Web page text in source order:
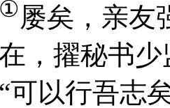
①屡矣，亲友
，擢秘书
可以行吾志